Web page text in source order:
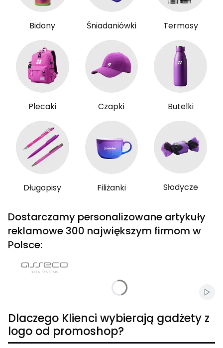
Bidony Śniadaniówki Termosy
Plecaki Czapki Butelki
Długopisy Filiżanki Słodycze
Dostarczamy personalizowane artykuły
reklamowe 300 największym firmom w
Polsce:
Dlaczego Klienci wybierają gadżety z
logo od promoshop?